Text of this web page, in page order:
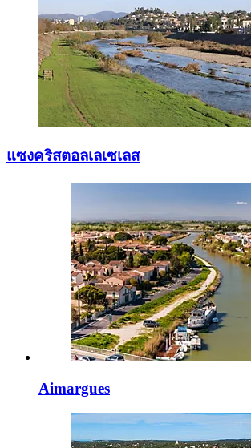
แซงคริสตอลเลเซเลส
Aimargues